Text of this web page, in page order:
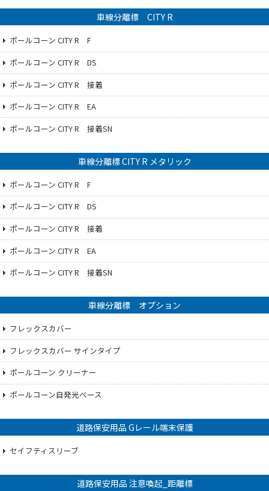
車線分離標 CITY R
ポールコーン CITY R F
ポールコーン CITY R DS
ポールコーン CITY R 接着
ポールコーン CITY R EA
ポールコーン CITY R 接着SN
車線分離標 CITY R メタリック
ポールコーン CITY R F
ポールコーン CITY R DS
ポールコーン CITY R 接着
ポールコーン CITY R EA
ポールコーン CITY R 接着SN
車線分離標 オプション
フレックスカバー
フレックスカバー サインタイプ
ポールコーン クリーナー
ポールコーン自発光ベース
道路保安用品 Gレール端末保護
セイフティスリーブ
道路保安用品 注意喚起_距離標